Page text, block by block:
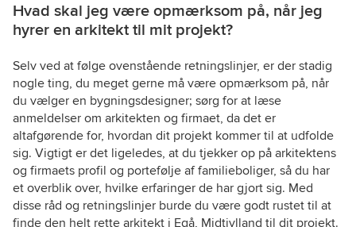
Hvad skal jeg være opmærksom på, når jeg
hyrer en arkitekt til mit projekt?
Selv ved at følge ovenstående retningslinjer, er der stadig
nogle ting, du meget gerne må være opmærksom på, når
du vælger en bygningsdesigner; sørg for at læse
anmeldelser om arkitekten og firmaet, da det er
altafgørende for, hvordan dit projekt kommer til at udfolde
sig. Vigtigt er det ligeledes, at du tjekker op på arkitektens
og firmaets profil og portefølje af familieboliger, så du har
et overblik over, hvilke erfaringer de har gjort sig. Med
disse råd og retningslinjer burde du være godt rustet til at
finde den helt rette arkitekt i Egå, Midtjylland til dit projekt.